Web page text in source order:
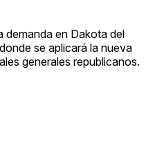
demanda en Dakota del
se aplicará la nueva
generales republicanos.